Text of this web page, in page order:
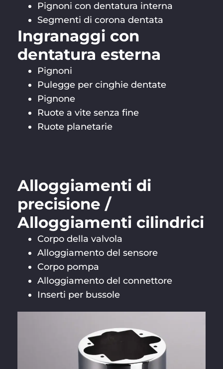
Pignoni con dentatura interna
Segmenti di corona dentata
Ingranaggi con
dentatura esterna
Pignoni
Pulegge per cinghie dentate
Pignone
Ruote a vite senza fine
Ruote planetarie
Alloggiamenti di
precisione /
Alloggiamenti cilindrici
Corpo della valvola
Alloggiamento del sensore
Corpo pompa
Alloggiamento del connettore
Inserti per bussole